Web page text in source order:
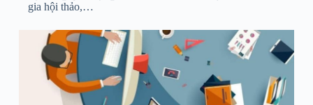
gia hội thảo,…